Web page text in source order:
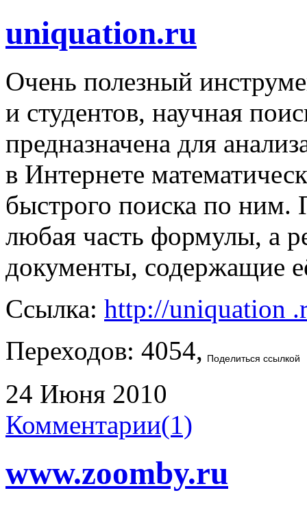
uniquation.ru
Очень полезный
и студентов, научная
предназначена для
в Интернете
быстрого поиска по ним.
любая часть формулы, а
документы, содержащие
Ссылка: http://uniquation
Переходов: 4054, Поделиться ссылкой
24 Июня 2010
Комментарии(1)
www.zoomby.ru